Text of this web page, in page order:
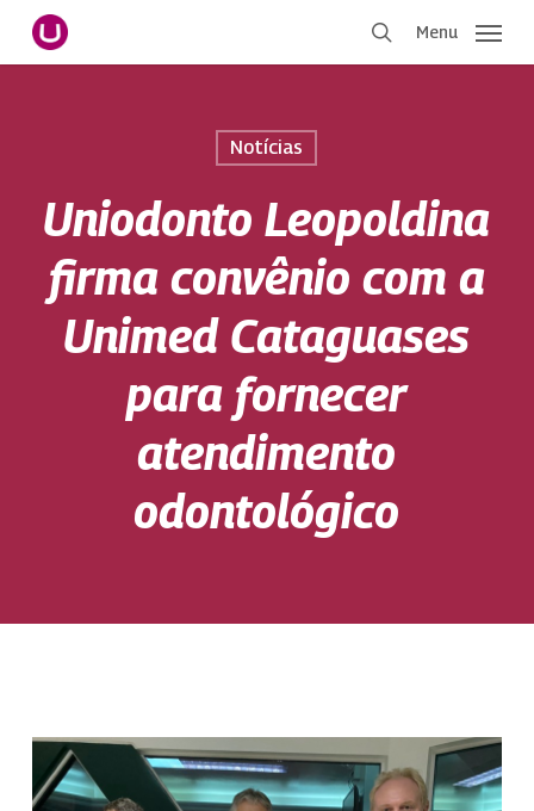
Pular
para
Menu
Notícias
Uniodonto Leopoldina
firma convênio com a
Unimed Cataguases
para fornecer
atendimento
odontológico